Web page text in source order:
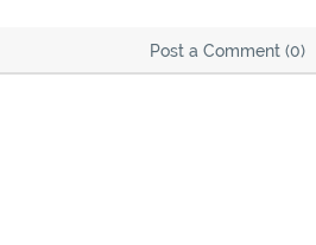
Post a Comment (0)